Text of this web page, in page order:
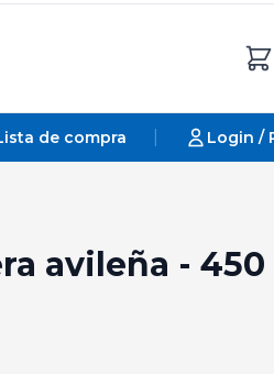
de compra Login /
avileña - 450